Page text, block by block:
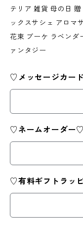
テリア 雑貨 母の日
ックスサシェ アロマ
花束 ブーケ ラベンダ
ァンタジー
♡メッセージカー
♡ネームオーダー♡
♡有料ギフトラッ